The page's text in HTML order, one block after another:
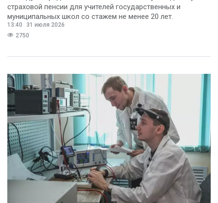
страховой пенсии для учителей государственных и
муниципальных школ со стажем не менее 20 лет.
13:40
31 июля 2026
2750